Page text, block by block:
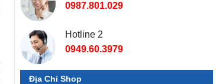
0987.801.029
Hotline 2
0949.60.3979
Địa Chỉ Shop